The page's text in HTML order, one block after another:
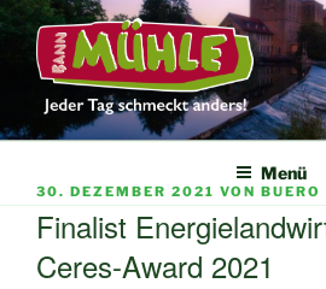
DIE BANNMÜHLE
Jeder Tag schmeckt anders
Menü
30. DEZEMBER 2021 VON BUERO
Finalist
Ceres-Award 2021